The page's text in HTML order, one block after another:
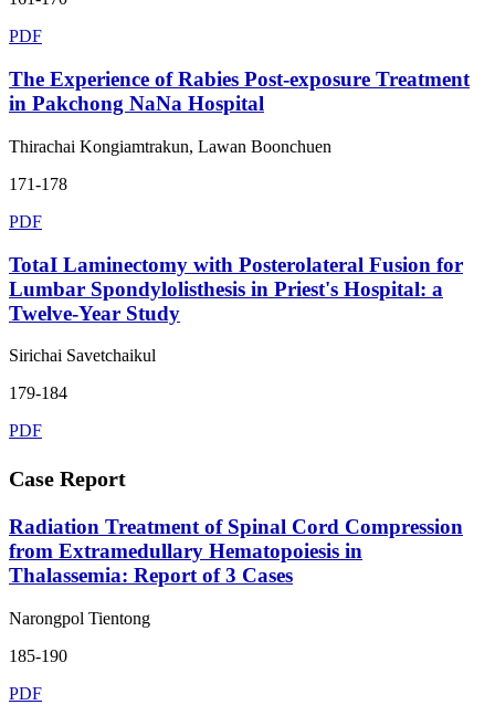
PDF
The Experience of Rabies Post-exposure Treatment
in Pakchong NaNa Hospital
Thirachai Kongiamtrakun, Lawan Boonchuen
171-178
PDF
TotaI Laminectomy with Posterolateral Fusion for
Lumbar Spondylolisthesis in Priest's Hospital: a
Twelve-Year Study
Sirichai Savetchaikul
179-184
PDF
Case Report
Radiation Treatment of Spinal Cord Compression
from Extramedullary Hematopoiesis in
Thalassemia: Report of 3 Cases
Narongpol Tientong
185-190
PDF